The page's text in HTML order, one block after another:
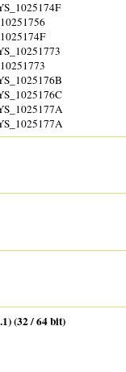
(32 / 64 bit)